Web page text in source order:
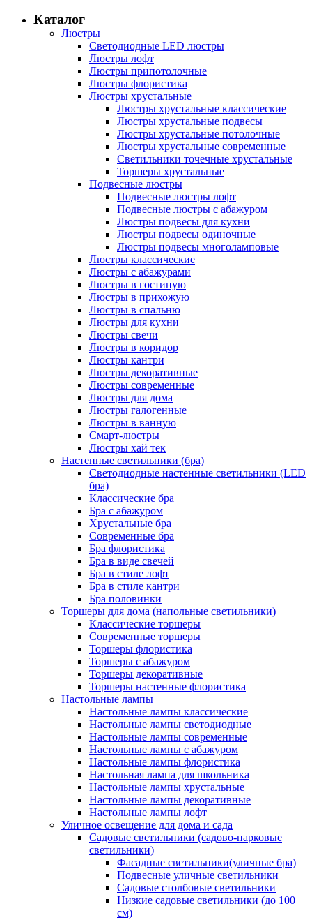
Каталог
Люстры
Светодиодные LED люстры
Люстры лофт
Люстры припотолочные
Люстры флористика
Люстры хрустальные
Люстры хрустальные классические
Люстры хрустальные подвесы
Люстры хрустальные потолочные
Люстры хрустальные современные
Светильники точечные хрустальные
Торшеры хрустальные
Подвесные люстры
Подвесные люстры лофт
Подвесные люстры с абажуром
Люстры подвесы для кухни
Люстры подвесы одиночные
Люстры подвесы многоламповые
Люстры классические
Люстры с абажурами
Люстры в гостиную
Люстры в прихожую
Люстры в спальню
Люстры для кухни
Люстры свечи
Люстры в коридор
Люстры кантри
Люстры декоративные
Люстры современные
Люстры для дома
Люстры галогенные
Люстры в ванную
Смарт-люстры
Люстры хай тек
Настенные светильники (бра)
Светодиодные настенные светильники (LED
бра)
Классические бра
Бра с абажуром
Хрустальные бра
Современные бра
Бра флористика
Бра в виде свечей
Бра в стиле лофт
Бра в стиле кантри
Бра половинки
Торшеры для дома (напольные светильники)
Классические торшеры
Современные торшеры
Торшеры флористика
Торшеры с абажуром
Торшеры декоративные
Торшеры настенные флористика
Настольные лампы
Настольные лампы классические
Настольные лампы светодиодные
Настольные лампы современные
Настольные лампы с абажуром
Настольные лампы флористика
Настольная лампа для школьника
Настольные лампы хрустальные
Настольные лампы декоративные
Настольные лампы лофт
Уличное освещение для дома и сада
Садовые светильники (садово-парковые
светильники)
Фасадные светильники(уличные бра)
Подвесные уличные светильники
Садовые столбовые светильники
Низкие садовые светильники (до 100
см)